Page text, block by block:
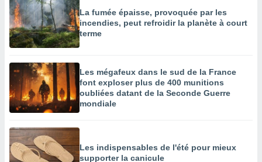
La fumée épaisse, provoquée par les
incendies, peut refroidir la planète à court
terme
Les mégafeux dans le sud de la France
font exploser plus de 400 munitions
oubliées datant de la Seconde Guerre
mondiale
Les indispensables de l'été pour mieux
supporter la canicule